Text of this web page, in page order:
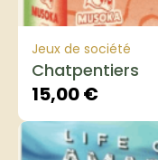
Jeux de société
Chatpentiers
15,00€